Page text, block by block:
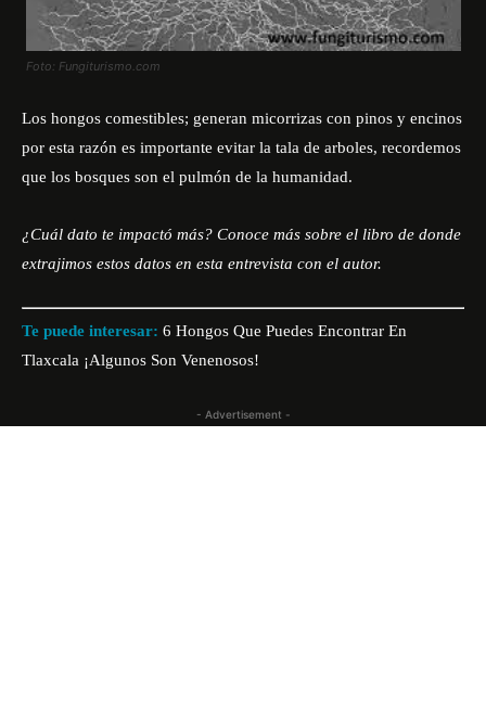
Foto: Fungiturismo.com
Los hongos comestibles; generan micorrizas con pinos y encinos
por esta razón es importante evitar la tala de arboles, recordemos
que los bosques son el pulmón de la humanidad.
¿Cuál dato te impactó más? Conoce más sobre el libro de donde
extrajimos estos datos en esta entrevista con el autor.
Te puede interesar: 6 Hongos Que Puedes Encontrar En
Tlaxcala ¡Algunos Son Venenosos!
- Advertisement -